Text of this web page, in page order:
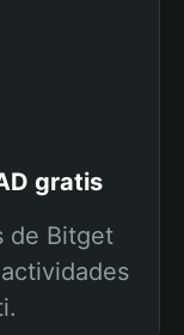
gratis
de Bitget